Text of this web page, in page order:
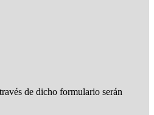
de dicho formulario serán